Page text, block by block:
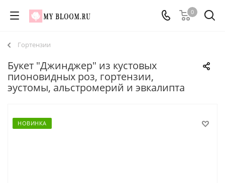
0
Гортензии
Букет "Джинджер" из кустовых
пионовидных роз, гортензии,
эустомы, альстромерий и эвкалипта
НОВИНКА